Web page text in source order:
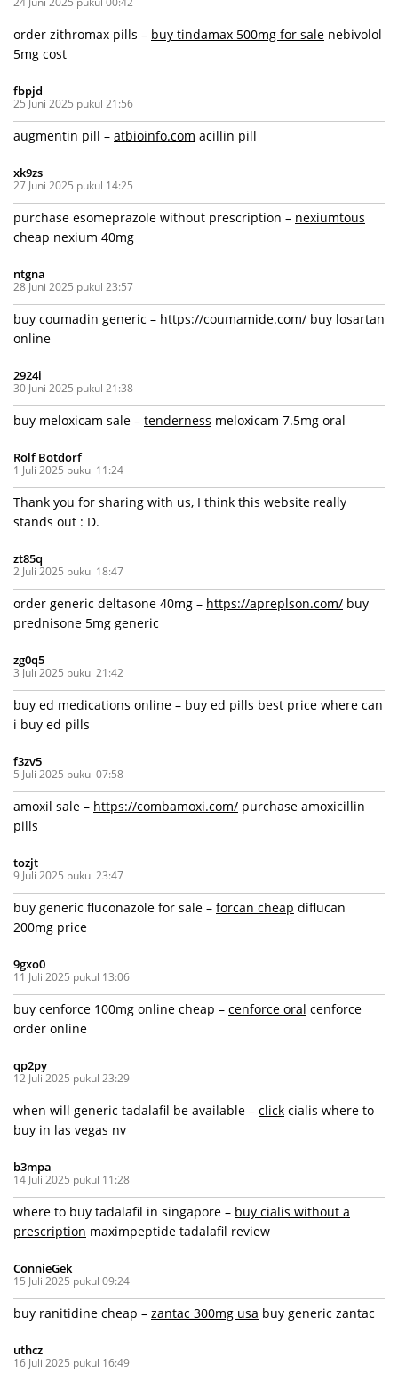
order zithromax pills – buy tindamax 500mg for sale nebivolol
5mg cost
fbpjd
25 Juni 2025 pukul 21:56
augmentin pill – atbioinfo.com acillin pill
xk9zs
27 Juni 2025 pukul 14:25
purchase esomeprazole without prescription – nexiumtous
cheap nexium 40mg
ntgna
28 Juni 2025 pukul 23:57
buy coumadin generic – https://coumamide.com/ buy losartan
online
2924i
30 Juni 2025 pukul 21:38
buy meloxicam sale – tenderness meloxicam 7.5mg oral
Rolf Botdorf
1 Juli 2025 pukul 11:24
Thank you for sharing with us, I think this website really
stands out : D.
zt85q
2 Juli 2025 pukul 18:47
order generic deltasone 40mg – https://apreplson.com/ buy
prednisone 5mg generic
zg0q5
3 Juli 2025 pukul 21:42
buy ed medications online – buy ed pills best price where can
i buy ed pills
f3zv5
5 Juli 2025 pukul 07:58
amoxil sale – https://combamoxi.com/ purchase amoxicillin
pills
tozjt
9 Juli 2025 pukul 23:47
buy generic fluconazole for sale – forcan cheap diflucan
200mg price
9gxo0
11 Juli 2025 pukul 13:06
buy cenforce 100mg online cheap – cenforce oral cenforce
order online
qp2py
12 Juli 2025 pukul 23:29
when will generic tadalafil be available – click cialis where to
buy in las vegas nv
b3mpa
14 Juli 2025 pukul 11:28
where to buy tadalafil in singapore – buy cialis without a
prescription maximpeptide tadalafil review
ConnieGek
15 Juli 2025 pukul 09:24
buy ranitidine cheap – zantac 300mg usa buy generic zantac
uthcz
16 Juli 2025 pukul 16:49